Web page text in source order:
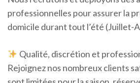
professionnelles pour assurer la
domicile durant tout l’été (Juillet-
Qualité, discrétion et
Rejoignez nos nombreux clients